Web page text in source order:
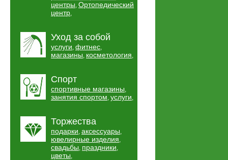
центры, Ортопедический
центр,
Уход за собой
услуги, фитнес,
магазины, косметология,
Спорт
спортивные магазины,
занятия спортом, услуги,
Торжества
подарки, аксессуары,
ювелирные изделия,
свадьбы, праздники,
цветы,